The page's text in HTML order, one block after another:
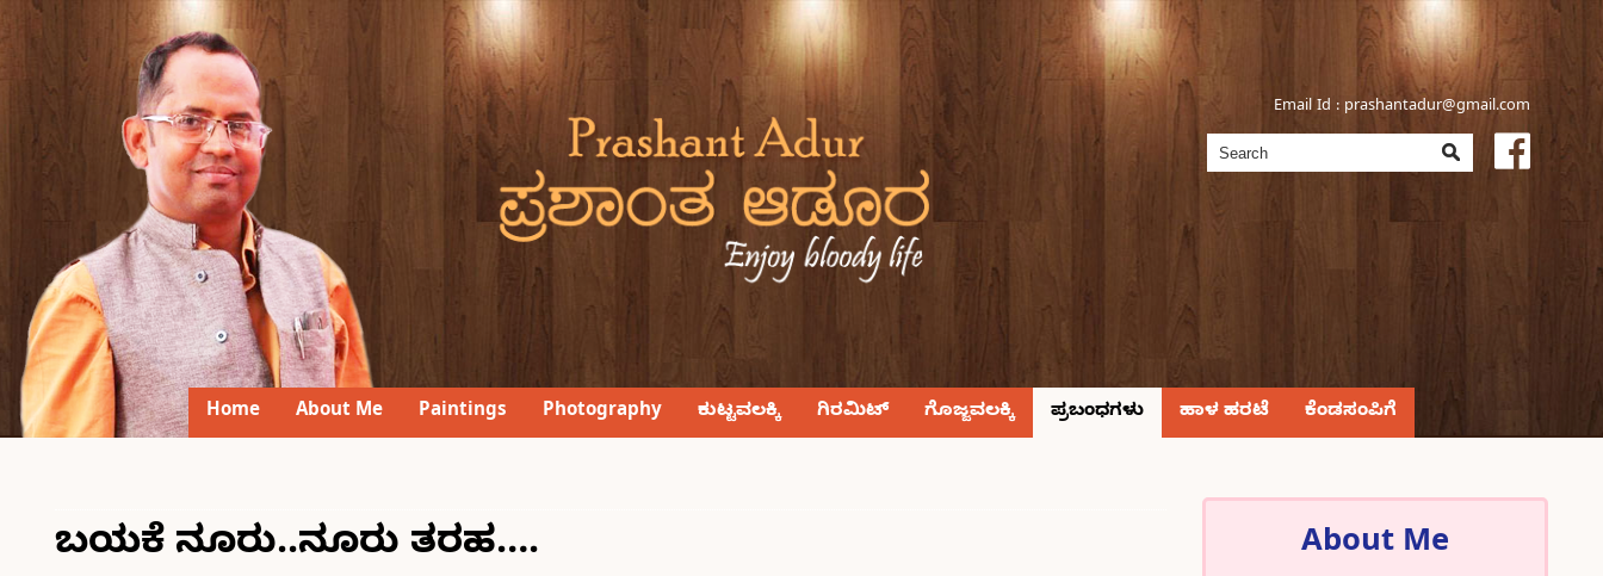
Email Id : prashantadur@gmail.com
Home About Me Paintings Photography ಕುಟ್ಟವಲಕ್ಕಿ ಗಿರಮಿಟ್ ಗೊಜ್ಜವಲಕ್ಕಿ ಪ್ರಬಂಧಗಳು ಹಾಳ ಹರಟೆ ಕೆಂಡಸಂಪಿಗೆ
ಬಯಕೆ ನೂರು..ನೂರು ತರಹ…. About Me